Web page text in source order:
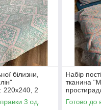
білизни,
220х240, 2
підковдра
3 од.
Набір
тканина
наволочки
200х230
Готово до